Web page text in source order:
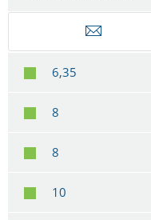
6,35
8
8
10